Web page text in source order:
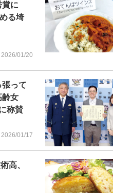
に
る埼
2026/01/20
って
女
称賛
2026/01/17
高、